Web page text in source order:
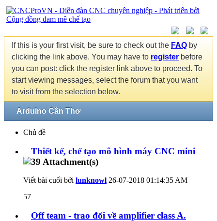
If this is your first visit, be sure to check out the FAQ by
clicking the link above. You may have to register before
you can post: click the register link above to proceed. To
start viewing messages, select the forum that you want
to visit from the selection below.
Arduino Cần Thơ
Chủ đề
Thiết kế, chế tạo mô hình máy CNC mini
Viết bài cuối bởi lunknowl 26-07-2018 01:14:35 AM
57
Off team - trao đổi về amplifier class A.